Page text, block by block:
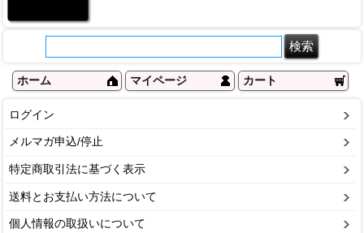
ホーム マイページ カート
ログイン
メルマガ申込/停止
特定商取引法に基づく表示
送料とお支払い方法について
個人情報の取扱いについて